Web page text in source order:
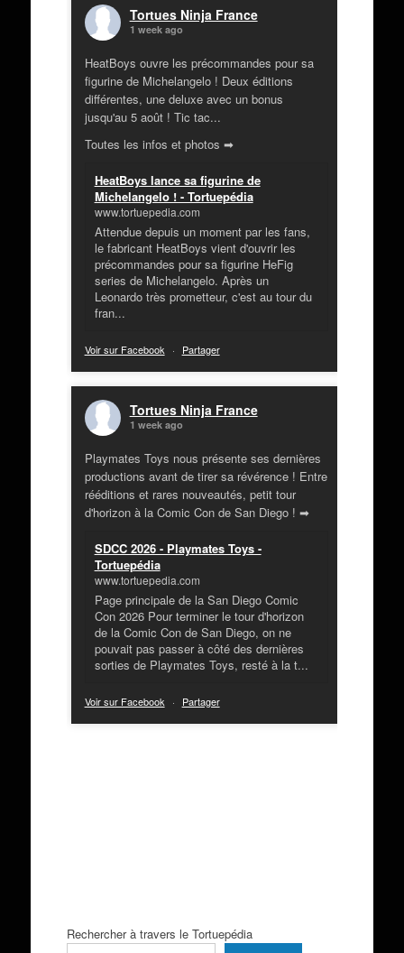
Tortues Ninja France
1 week ago
HeatBoys ouvre les précommandes pour sa
figurine de Michelangelo ! Deux éditions
différentes, une deluxe avec un bonus
jusqu'au 5 août ! Tic tac...
Toutes les infos et photos ➡
HeatBoys lance sa figurine de
Michelangelo ! - Tortuepédia
www.tortuepedia.com
Attendue depuis un moment par les fans,
le fabricant HeatBoys vient d'ouvrir les
précommandes pour sa figurine HeFig
series de Michelangelo. Après un
Leonardo très prometteur, c'est au tour du
fran...
Voir sur Facebook · Partager
Tortues Ninja France
1 week ago
Playmates Toys nous présente ses dernières
productions avant de tirer sa révérence ! Entre
rééditions et rares nouveautés, petit tour
d'horizon à la Comic Con de San Diego ! ➡
SDCC 2026 - Playmates Toys -
Tortuepédia
www.tortuepedia.com
Page principale de la San Diego Comic
Con 2026 Pour terminer le tour d'horizon
de la Comic Con de San Diego, on ne
pouvait pas passer à côté des dernières
sorties de Playmates Toys, resté à la t...
Voir sur Facebook · Partager
Rechercher à travers le Tortuepédia